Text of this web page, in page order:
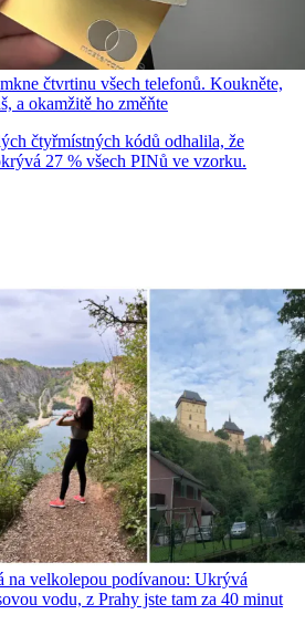
čtvrtinu všech telefonů. Koukněte,
a okamžitě ho změňte
čtyřmístných kódů odhalila, že
27 % všech PINů ve vzorku.
na velkolepou podívanou: Ukrývá
vodu, z Prahy jste tam za 40 minut